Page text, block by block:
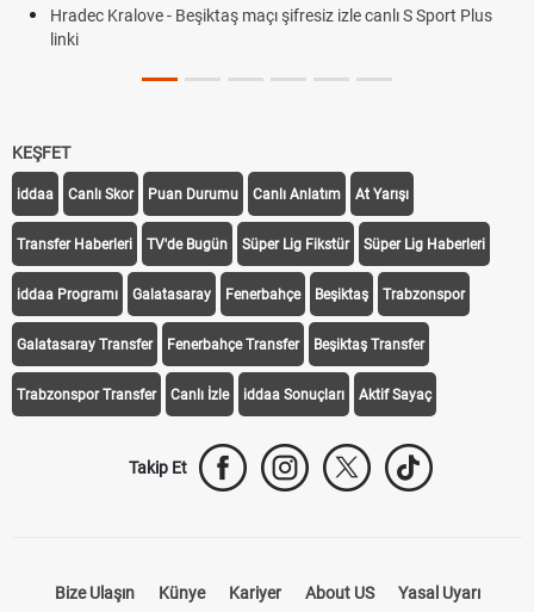
Hradec Kralove - Beşiktaş maçı şifresiz izle canlı S Sport Plus
linki
KEŞFET
iddaa Canlı Skor Puan Durumu Canlı Anlatım At Yarışı
Transfer Haberleri TV'de Bugün Süper Lig Fikstür Süper Lig Haberleri
iddaa Programı Galatasaray Fenerbahçe Beşiktaş Trabzonspor
Galatasaray Transfer Fenerbahçe Transfer Beşiktaş Transfer
Trabzonspor Transfer Canlı İzle iddaa Sonuçları Aktif Sayaç
Takip Et
Bize Ulaşın Künye Kariyer About US Yasal Uyarı